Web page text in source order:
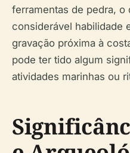
ferramentas de pedra, o
considerável habilidade
gravação próxima à
pode ter tido algum
atividades marinhas ou